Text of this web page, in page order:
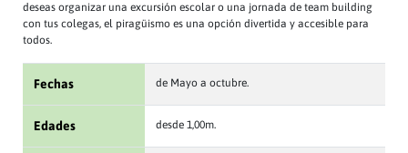
deseas organizar una excursión escolar o una jornada de team building
con tus colegas, el piragüismo es una opción divertida y accesible para
todos.
Fechas de Mayo a octubre.
Edades desde 1,00m.